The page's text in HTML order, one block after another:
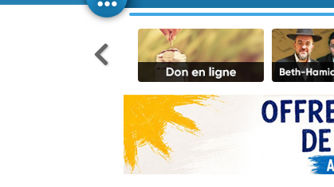
4
Il
Eva
4
3
Odaya
3
2